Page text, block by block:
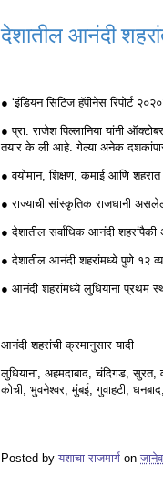
देशातील आनंदी
● ‘इंडियन सिटिज हॅपीनेस रिपोर्ट
● प्रा. राजेश पिल्लानिया यांनी
तयार के ली आहे. गेल्या अनेक
● वयोमान, शिक्षण, कमाई आणि
● राज्याची सांस्कृतिक राजधानी
● देशातील सर्वाधिक आनंदी
● देशातील आनंदी शहरांमध्ये पुणे १२
● आनंदी शहरांमध्ये लुधियाना प्रथम
आनंदी शहरांची क्रमानुसार यादी
लुधियाना, अहमदाबाद, चंदिगड, सुरत,
कोची, भुवनेश्वर, मुंबई, गुवाहटी,
Posted by यशाचा राजमार्ग on